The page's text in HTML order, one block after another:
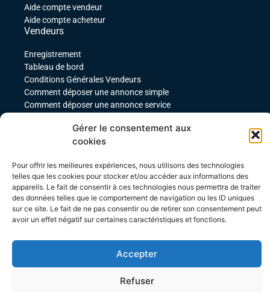
Gérer le consentement aux
cookies
Pour offrir les meilleures expériences, nous utilisons des technologies
telles que les cookies pour stocker et/ou accéder aux informations des
appareils. Le fait de consentir à ces technologies nous permettra de traiter
des données telles que le comportement de navigation ou les ID uniques
sur ce site. Le fait de ne pas consentir ou de retirer son consentement peut
avoir un effet négatif sur certaines caractéristiques et fonctions.
Accepter
Refuser
Aide compte vendeur
Aide compte acheteur
Vendeurs
Enregistrement
Tableau de bord
Conditions Générales Vendeurs
Comment déposer une annonce simple
Comment déposer une annonce service
téléchargeable
Déposer une annonce avec des variables
Mon compte
Mes commandes
Conditions Générales Acheteurs